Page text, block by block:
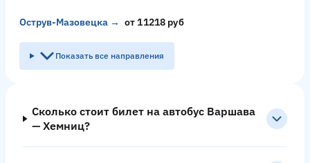
Острув-Мазовецка → Эссенот 11218 руб
Показать все направления
Сколько стоит билет на автобус Варшава
— Хемниц?